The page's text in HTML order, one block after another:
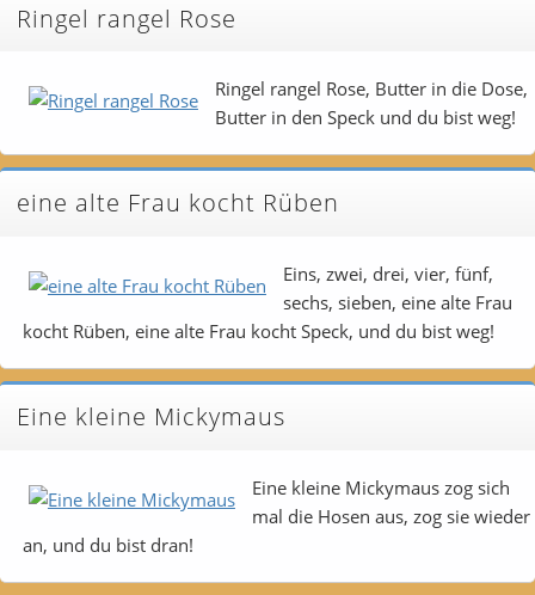
Ringel rangel Rose
Ringel rangel Rose, Butter in die Dose,
Butter in den Speck und du bist weg!
eine alte Frau kocht Rüben
Eins, zwei, drei, vier, fünf,
sechs, sieben, eine alte Frau
kocht Rüben, eine alte Frau kocht Speck, und du bist weg!
Eine kleine Mickymaus
Eine kleine Mickymaus zog sich
mal die Hosen aus, zog sie wieder
an, und du bist dran!